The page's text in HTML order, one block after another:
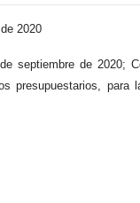
2020
septiembre de 2020;
presupuestarios, para